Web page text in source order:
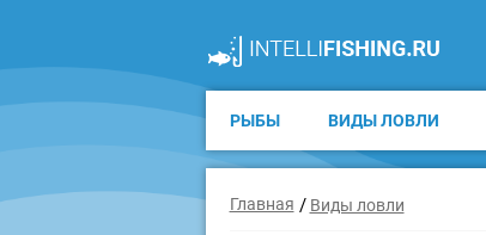
РЫБЫ ВИДЫ ЛОВЛИ
Главная Виды ловли